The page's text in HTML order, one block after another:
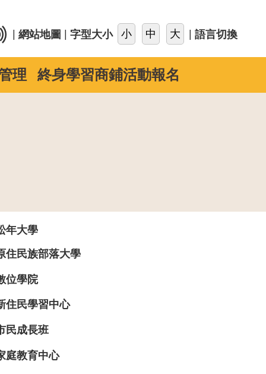
網站地圖 字型大小 語言切換
理 終身學習商鋪活動報名
年大學
住民族部落大學
位學院
住民學習中心
民成長班
庭教育中心